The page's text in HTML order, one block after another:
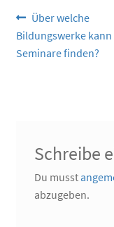
Vorheriger
Beitrag:
Über welche
Bildungswerke
Seminare finden?
Schreibe
Du musst
abzugeben.